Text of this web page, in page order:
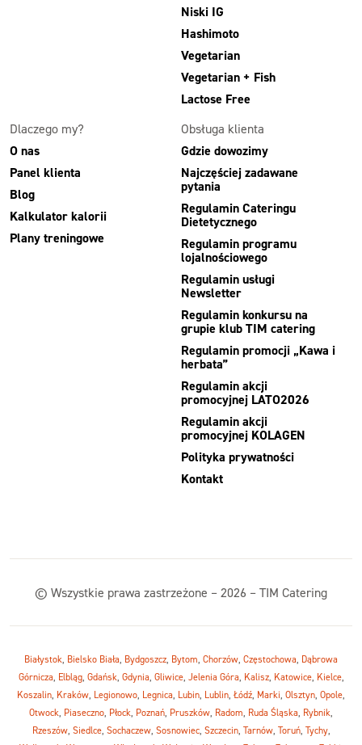
Niski IG
Hashimoto
Vegetarian
Vegetarian + Fish
Lactose Free
Dlaczego my?
O nas
Panel klienta
Blog
Kalkulator kalorii
Plany treningowe
Obsługa klienta
Gdzie dowozimy
Najczęściej zadawane
pytania
Regulamin Cateringu
Dietetycznego
Regulamin programu
lojalnościowego
Regulamin usługi
Newsletter
Regulamin konkursu na
grupie klub TIM catering
Regulamin promocji „Kawa i
herbata”
Regulamin akcji
promocyjnej LATO2026
Regulamin akcji
promocyjnej KOLAGEN
Polityka prywatności
Kontakt
© Wszystkie prawa zastrzeżone – 2026 – TIM Catering
Białystok, Bielsko Biała, Bydgoszcz, Bytom, Chorzów, Częstochowa, Dąbrowa
Górnicza, Elbląg, Gdańsk, Gdynia, Gliwice, Jelenia Góra, Kalisz, Katowice, Kielce,
Koszalin, Kraków, Legionowo, Legnica, Lubin, Lublin, Łódź, Marki, Olsztyn, Opole,
Otwock, Piaseczno, Płock, Poznań, Pruszków, Radom, Ruda Śląska, Rybnik,
Rzeszów, Siedlce, Sochaczew, Sosnowiec, Szczecin, Tarnów, Toruń, Tychy,